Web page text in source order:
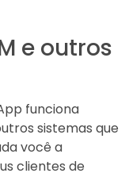
e outros
funciona
sistemas que
você a
clientes de